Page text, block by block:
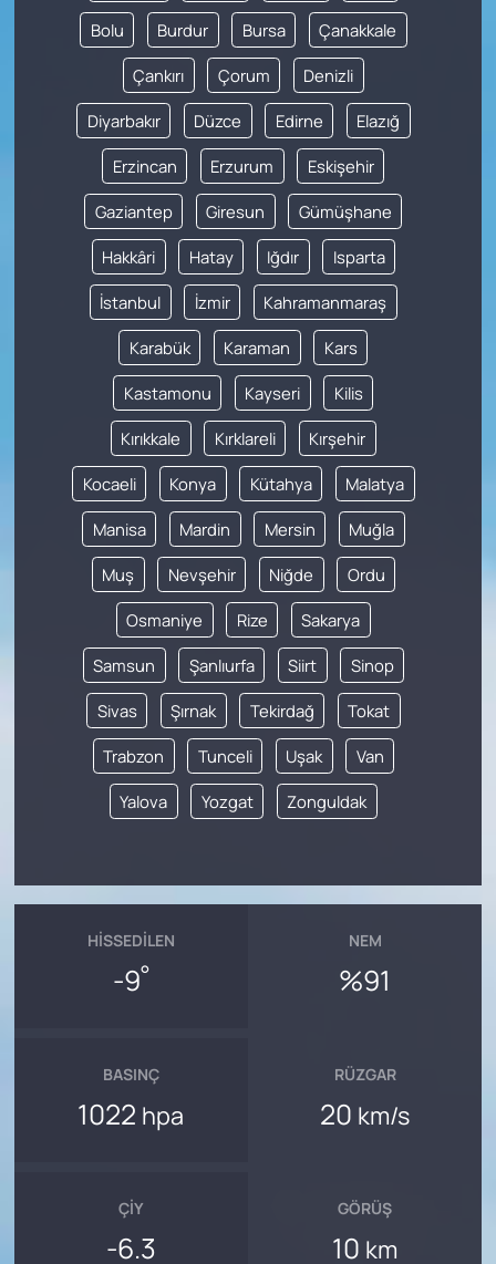
Bolu Burdur Bursa Çanakkale
Çankırı Çorum Denizli
Diyarbakır Düzce Edirne Elazığ
Erzincan Erzurum Eskişehir
Gaziantep Giresun Gümüşhane
Hakkâri Hatay Iğdır Isparta
İstanbul İzmir Kahramanmaraş
Karabük Karaman Kars
Kastamonu Kayseri Kilis
Kırıkkale Kırklareli Kırşehir
Kocaeli Konya Kütahya Malatya
Manisa Mardin Mersin Muğla
Muş Nevşehir Niğde Ordu
Osmaniye Rize Sakarya
Samsun Şanlıurfa Siirt Sinop
Sivas Şırnak Tekirdağ Tokat
Trabzon Tunceli Uşak Van
Yalova Yozgat Zonguldak
HISSEDILEN
-9°
NEM
%91
BASINÇ
1022 hpa
RÜZGAR
20 km/s
ÇIY
-6.3
GÖRÜŞ
10 km